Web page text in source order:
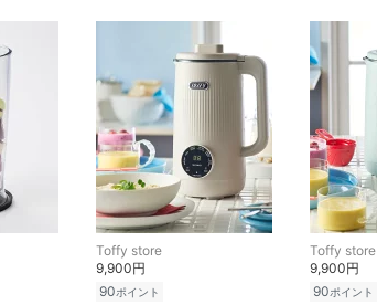
Toffy store
9,900円
90ポイント
Toffy store
9,900円
90ポイント